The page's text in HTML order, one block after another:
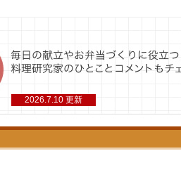
2026.7.10 更新